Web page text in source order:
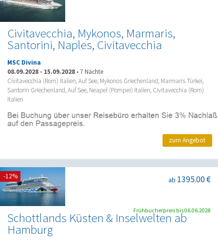
Civitavecchia, Mykonos, Marmaris,
Santorini, Naples, Civitavecchia
MSC Divina
08.09.2028 - 15.09.2028 • 7 Nächte
Civitavecchia (Rom) Italien, Auf See, Mykonos Griechenland, Marmaris Türkei,
Santorin Griechenland, Auf See, Neapel (Pompei) Italien, Civitavecchia (Rom)
Italien
zum Angebot
Schottlands Küsten & Inselwelten ab
Hamburg
ab 1395.00 €
-12%
Frühbucherpreis bis 06.06.2028